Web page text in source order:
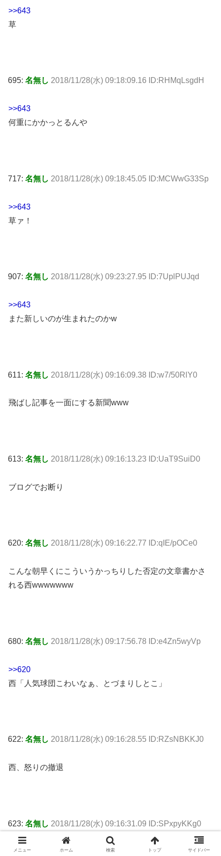
>>643
草
695: 名無し 2018/11/28(水) 09:18:09.16 ID:RHMqLsgdH
>>643
何重にかかっとるんや
717: 名無し 2018/11/28(水) 09:18:45.05 ID:MCWwG33Sp
>>643
草ァ！
907: 名無し 2018/11/28(水) 09:23:27.95 ID:7UplPUJqd
>>643
また新しいのが生まれたのかw
611: 名無し 2018/11/28(水) 09:16:09.38 ID:w7/50RlY0
飛ばし記事を一面にする新聞www
613: 名無し 2018/11/28(水) 09:16:13.23 ID:UaT9SuiD0
ブログでお断り
620: 名無し 2018/11/28(水) 09:16:22.77 ID:qIE/pOCe0
こんな朝早くにこういうかっちりした否定の文章書かさ
れる西wwwwwww
680: 名無し 2018/11/28(水) 09:17:56.78 ID:e4Zn5wyVp
>>620
西「人気球団こわいなぁ、とづまりしとこ」
622: 名無し 2018/11/28(水) 09:16:28.55 ID:RZsNBKKJ0
西、怒りの撤退
623: 名無し 2018/11/28(水) 09:16:31.09 ID:SPxpyKKg0
Yahooトップまで記事になったのにw
メニュー ホーム 検索 トップ サイドバー